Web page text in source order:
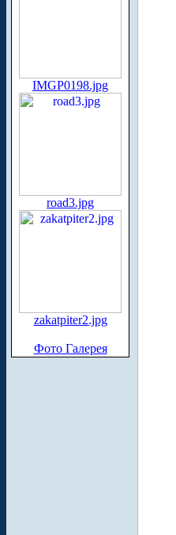
IMGP0198.jpg
road3.jpg
zakatpiter2.jpg
Фото Галерея